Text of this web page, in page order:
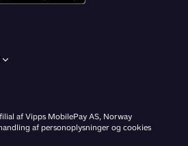
af Vipps MobilePay AS, Norway
af personoplysninger og cookies